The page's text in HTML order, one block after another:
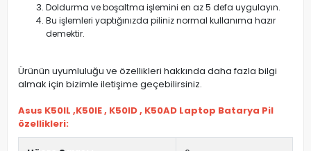
Doldurma ve boşaltma işlemini en az 5 defa uygulayın.
Bu işlemleri yaptığınızda piliniz normal kullanıma hazır
demektir.
Ürünün uyumluluğu ve özellikleri hakkında daha fazla bilgi
almak için bizimle iletişime geçebilirsiniz.
Asus K50IL ,K50IE , K50ID , K50AD Laptop Batarya Pil
özellikleri: